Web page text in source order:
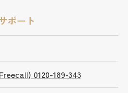
ポート
0120-189-343